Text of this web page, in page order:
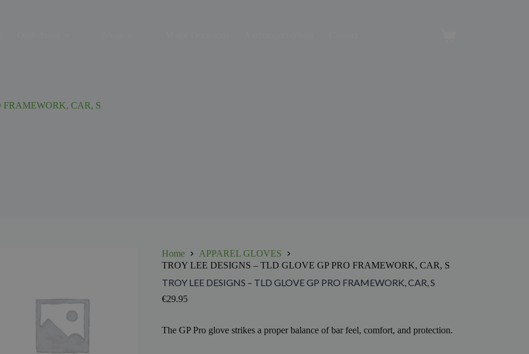
FRAMEWORK, CAR, S
Home
APPAREL GLOVES
TROY LEE DESIGNS – TLD GLOVE GP PRO FRAMEWORK, CAR, S
TROY LEE DESIGNS – TLD GLOVE GP PRO FRAMEWORK, CAR, S
€29.95
The GP Pro glove strikes a proper balance of bar feel, comfort, and protection.